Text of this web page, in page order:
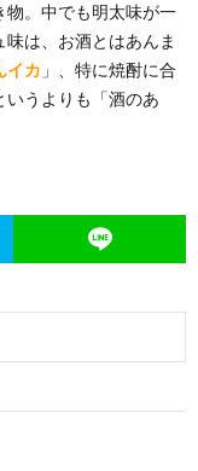
物。中でも明太味が一
は、お酒とはあんま
イカ 」、特に焼酎に合
いうよりも「酒のあ